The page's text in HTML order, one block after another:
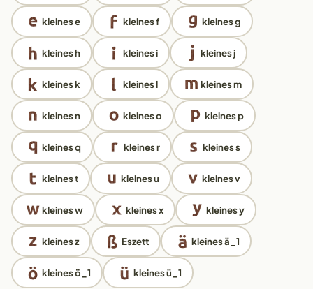
kleines e kleines f kleines g
kleines h kleines i kleines j
kleines k kleines l kleines m
kleines n kleines o kleines p
kleines q kleines r kleines s
kleines t kleines u kleines v
kleines w kleines x kleines y
kleines z Eszett kleines ä_1
kleines ö_1 kleines ü_1